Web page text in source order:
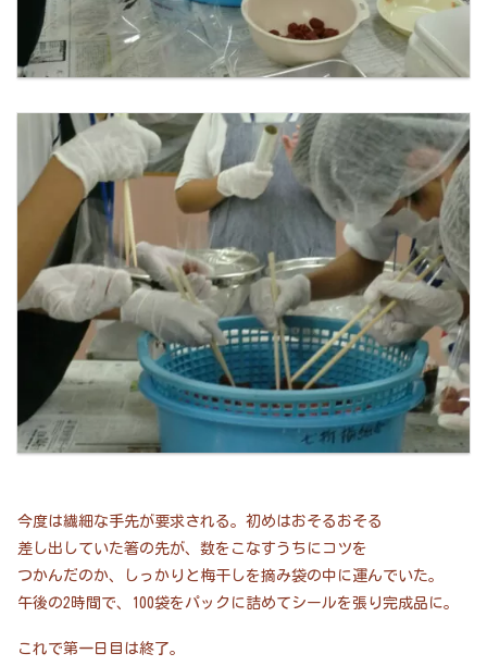
今度は繊細な手先が要求される。初めはおそるおそる
差し出していた箸の先が、数をこなすうちにコツを
つかんだのか、しっかりと梅干しを摘み袋の中に運んでいた。
午後の2時間で、100袋をパックに詰めてシールを張り完成品に。
これで第一日目は終了。